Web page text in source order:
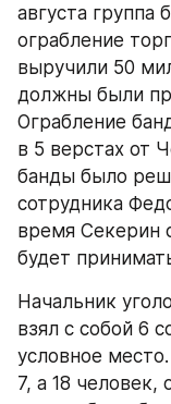
августа группа
ограбление
выручили 50
должны были
Ограбление
в 5 верстах от
банды было
сотрудника
время Секерин
будет
Начальник
взял с собой 6
условное
7, а 18